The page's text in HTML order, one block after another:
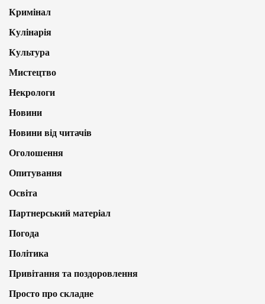
Кримінал
Кулінарія
Культура
Мистецтво
Некрологи
Новини
Новини від читачів
Оголошення
Опитування
Освіта
Партнерський матеріал
Погода
Політика
Привітання та поздоровлення
Просто про складне